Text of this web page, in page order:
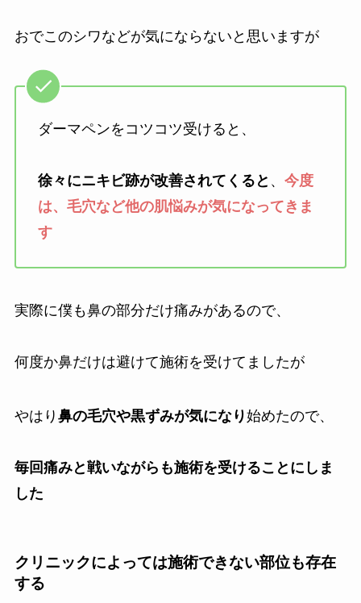
おでこのシワなどが気にならないと思いますが
ダーマペンをコツコツ受けると、
徐々にニキビ跡が改善されてくると 、 今度
は、毛穴など他の肌悩みが気になってきま
す
実際に僕も鼻の部分だけ痛みがあるので、
何度か鼻だけは避けて施術を受けてましたが
やはり 鼻の毛穴や黒ずみが気になり始めたので、
毎回痛みと戦いながらも施術を受けることにしま
した
クリニックによっては施術できない部位も存在
する